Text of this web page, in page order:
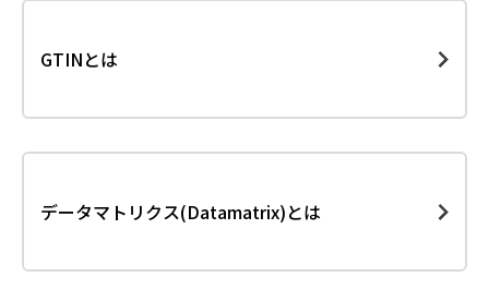
GTINとは
データマトリクス(Datamatrix)とは